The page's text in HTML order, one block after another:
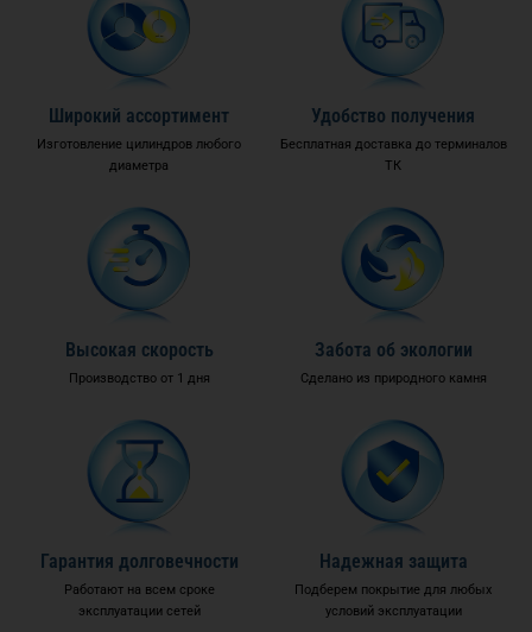
Широкий ассортимент
Изготовление цилиндров любого
диаметра
Удобство получения
Бесплатная доставка до терминалов
ТК
Высокая скорость
Производство от 1 дня
Забота об экологии
Сделано из природного камня
Гарантия долговечности
Работают на всем сроке
эксплуатации сетей
Надежная защита
Подберем покрытие для любых
условий эксплуатации